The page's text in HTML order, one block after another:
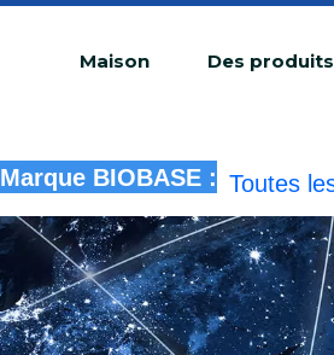
Maison Des produits
Marque BIOBASE :